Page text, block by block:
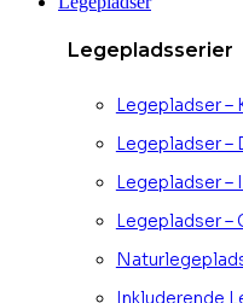
Legepladsserier
Legepladser –
Legepladser –
Legepladser –
Legepladser –
Inkluderende